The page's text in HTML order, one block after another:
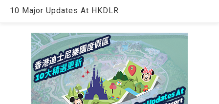
10 Major Updates At HKDLR